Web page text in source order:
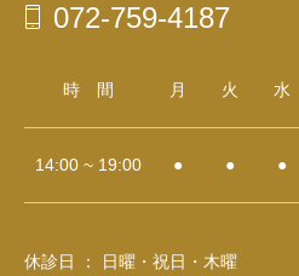
072-759-4187
時 間 月 火 水
14:00 ~ 19:00 ● ● ●
休診日 ： 日曜・祝日・木曜